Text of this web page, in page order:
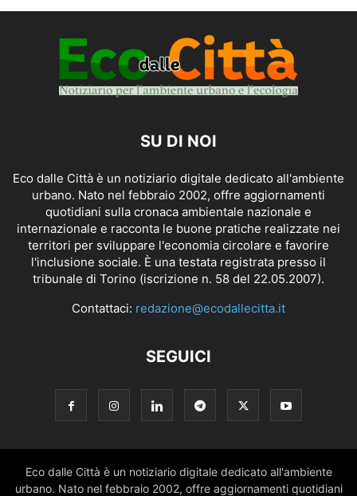
SU DI NOI
Eco dalle Città è un notiziario digitale dedicato all'ambiente
urbano. Nato nel febbraio 2002, offre aggiornamenti
quotidiani sulla cronaca ambientale nazionale e
internazionale e racconta le buone pratiche realizzate nei
territori per sviluppare l'economia circolare e favorire
l'inclusione sociale. È una testata registrata presso il
tribunale di Torino (iscrizione n. 58 del 22.05.2007).
Contattaci: redazione@ecodallecitta.it
SEGUICI
Eco dalle Città è un notiziario digitale dedicato all'ambiente
urbano. Nato nel febbraio 2002, offre aggiornamenti quotidiani